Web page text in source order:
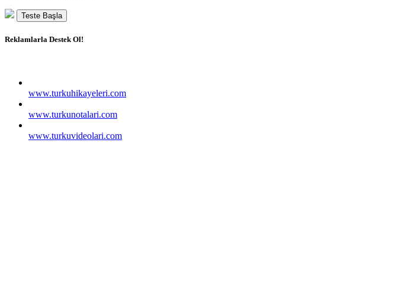
Teste Başla
Reklamlarla Destek Ol!
www.turkuhikayeleri.com
www.turkunotalari.com
www.turkuvideolari.com